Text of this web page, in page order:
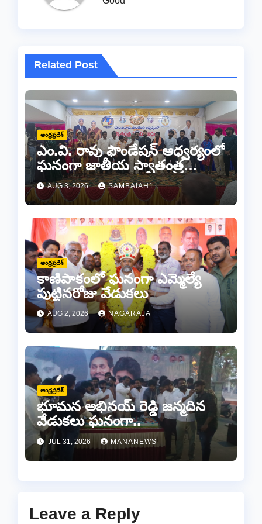
Related Post
ఆంధ్రప్రదేశ్
ఎం.వి. రావు ఫౌండేషన్ ఆధ్వర్యంలో
ఘనంగా జాతీయ స్వాతంత్ర
సమరయోధుల పురస్కారాలు
ప్రధానోత్సవం వేడుకలు
AUG 3, 2026 SAMBAIAH1
ఆంధ్రప్రదేశ్
కాణిపాకంలో ఘనంగా ఎమ్మెల్యే
పుట్టినరోజు వేడుకలు
AUG 2, 2026 NAGARAJA
ఆంధ్రప్రదేశ్
భూమన అభినయ్ రెడ్డి జన్మదిన
వేడుకలు ఘనంగా..
JUL 31, 2026 MANANEWS
Leave a Reply